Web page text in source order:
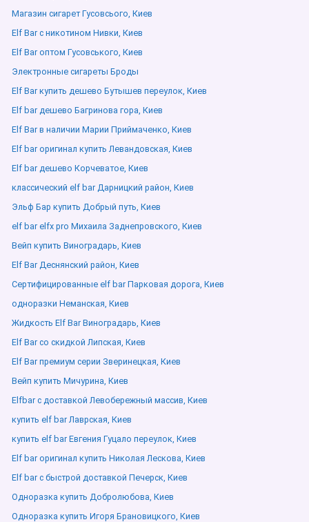
Магазин сигарет Гусовсього, Киев
Elf Bar с никотином Нивки, Киев
Elf Bar оптом Гусовського, Киев
Электронные сигареты Броды
Elf Bar купить дешево Бутышев переулок, Киев
Elf bar дешево Багринова гора, Киев
Elf Bar в наличии Марии Приймаченко, Киев
Elf bar оригинал купить Левандовская, Киев
Elf bar дешево Корчеватое, Киев
классический elf bar Дарницкий район, Киев
Эльф Бар купить Добрый путь, Киев
elf bar elfx pro Михаила Заднепровского, Киев
Вейп купить Виноградарь, Киев
Elf Bar Деснянский район, Киев
Сертифицированные elf bar Парковая дорога, Киев
одноразки Неманская, Киев
Жидкость Elf Bar Виноградарь, Киев
Elf Bar со скидкой Липская, Киев
Elf Bar премиум серии Зверинецкая, Киев
Вейп купить Мичурина, Киев
Elfbar с доставкой Левобережный массив, Киев
купить elf bar Лаврская, Киев
купить elf bar Евгения Гуцало переулок, Киев
Elf bar оригинал купить Николая Лескова, Киев
Elf bar с быстрой доставкой Печерск, Киев
Одноразка купить Добролюбова, Киев
Одноразка купить Игоря Брановицкого, Киев